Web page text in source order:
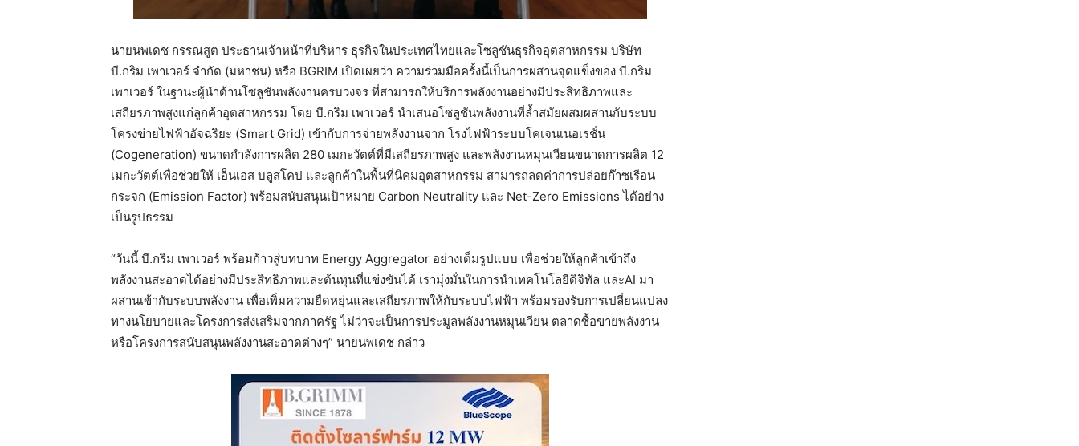
นายนพเดช กรรณสูต ประธานเจ้าหน้าที่บริหาร ธุรกิจในประเทศไทยและโซลูชันธุรกิจอุตสาหกรรม บริษัท
บี.กริม เพาเวอร์ จำกัด (มหาชน) หรือ BGRIM เปิดเผยว่า ความร่วมมือครั้งนี้เป็นการผสานจุดแข็งของ บี.กริม
เพาเวอร์ ในฐานะผู้นำด้านโซลูชันพลังงานครบวงจร ที่สามารถให้บริการพลังงานอย่างมีประสิทธิภาพและ
เสถียรภาพสูงแก่ลูกค้าอุตสาหกรรม โดย บี.กริม เพาเวอร์ นำเสนอโซลูชันพลังงานที่ล้ำสมัยผสมผสานกับระบบ
โครงข่ายไฟฟ้าอัจฉริยะ (Smart Grid) เข้ากับการจ่ายพลังงานจาก โรงไฟฟ้าระบบโคเจนเนอเรชั่น
(Cogeneration) ขนาดกำลังการผลิต 280 เมกะวัตต์ที่มีเสถียรภาพสูง และพลังงานหมุนเวียนขนาดการผลิต 12
เมกะวัตต์เพื่อช่วยให้ เอ็นเอส บลูสโคป และลูกค้าในพื้นที่นิคมอุตสาหกรรม สามารถลดค่าการปล่อยก๊าซเรือน
กระจก (Emission Factor) พร้อมสนับสนุนเป้าหมาย Carbon Neutrality และ Net-Zero Emissions ได้อย่าง
เป็นรูปธรรม
“วันนี้ บี.กริม เพาเวอร์ พร้อมก้าวสู่บทบาท Energy Aggregator อย่างเต็มรูปแบบ เพื่อช่วยให้ลูกค้าเข้าถึง
พลังงานสะอาดได้อย่างมีประสิทธิภาพและต้นทุนที่แข่งขันได้ เรามุ่งมั่นในการนำเทคโนโลยีดิจิทัล และAI มา
ผสานเข้ากับระบบพลังงาน เพื่อเพิ่มความยืดหยุ่นและเสถียรภาพให้กับระบบไฟฟ้า พร้อมรองรับการเปลี่ยนแปลง
ทางนโยบายและโครงการส่งเสริมจากภาครัฐ ไม่ว่าจะเป็นการประมูลพลังงานหมุนเวียน ตลาดซื้อขายพลังงาน
หรือโครงการสนับสนุนพลังงานสะอาดต่างๆ” นายนพเดช กล่าว